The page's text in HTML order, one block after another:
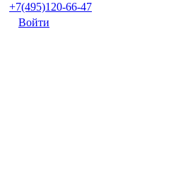
+7(495)120-66-47
Войти